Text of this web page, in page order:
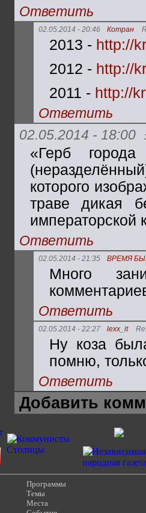
Ответить
02.05.2014 - 20:46 Котран
2013 - http://
2012 - http://
2011 - http://
Ответить
02.05.2014 - 18:00
«Герб
которого
траве дикая
императорской
Ответить
02.05.2014 - 21:35 ВРЕМЯ
Много
Ответить
02.05.2014 - 22:27 lexx_it
Ну коза
помню,
Ответить
Добавить
Программы
Темы
Места